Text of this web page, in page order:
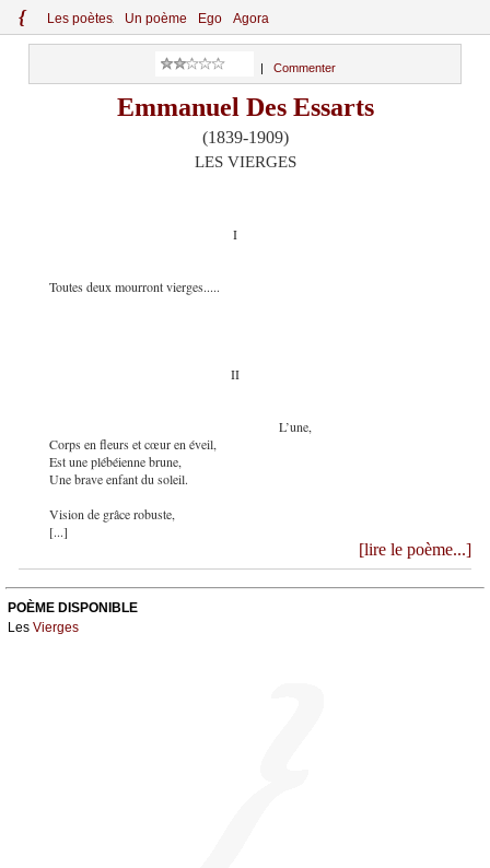
{ Les poètes Un poème Ego Agora
Commenter
Emmanuel Des Essarts
(1839-1909)
LES VIERGES
I
Toutes deux mourront vierges.....
II
L’une,
Corps en fleurs et cœur en éveil,
Est une plébéienne brune,
Une brave enfant du soleil.
Vision de grâce robuste,
[...]
[lire le poème...]
POÈME DISPONIBLE
Les Vierges